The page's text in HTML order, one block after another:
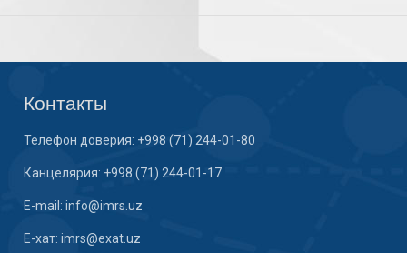
Контакты
Телефон доверия: +998 (71) 244-01-80
Канцелярия: +998 (71) 244-01-17
E-mail: info@imrs.uz
E-хат: imrs@exat.uz